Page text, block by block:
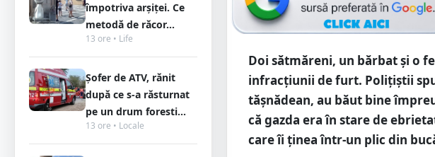
împotriva arșiței. Ce
metodă de răcor...
13 ore • Life
Șofer de ATV, rănit
după ce s-a răsturnat
pe un drum foresti...
13 ore • Locale
Doi sătmăreni, un bărbat și o
infracțiunii de furt. Polițiștii
tășnădean, au băut bine
că gazda era în stare de
care îi ținea într-un plic din